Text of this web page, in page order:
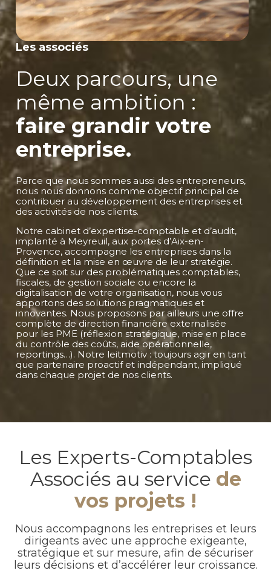
Les associés
Deux parcours, une
même ambition :
faire grandir votre
entreprise.
Parce que nous sommes aussi des entrepreneurs,
nous nous donnons comme objectif principal de
contribuer au développement des entreprises et
des activités de nos clients.
Notre cabinet d’expertise-comptable et d’audit,
implanté à Meyreuil, aux portes d’Aix-en-
Provence, accompagne les entreprises dans la
définition et la mise en œuvre de leur stratégie.
Que ce soit sur des problématiques comptables,
fiscales, de gestion sociale ou encore la
digitalisation de votre organisation, nous vous
apportons des solutions pragmatiques et
innovantes. Nous proposons par ailleurs une offre
complète de direction financière externalisée
pour les PME (réflexion stratégique, mise en place
du contrôle des coûts, aide opérationnelle,
reportings…). Notre leitmotiv : toujours agir en tant
que partenaire proactif et indépendant, impliqué
dans chaque projet de nos clients.
Les Experts-Comptables
Associés au service de
vos projets !
Nous accompagnons les entreprises et leurs
dirigeants avec une approche exigeante,
stratégique et sur mesure, afin de sécuriser
leurs décisions et d’accélérer leur croissance.